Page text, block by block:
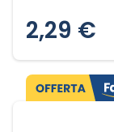
2,29 €